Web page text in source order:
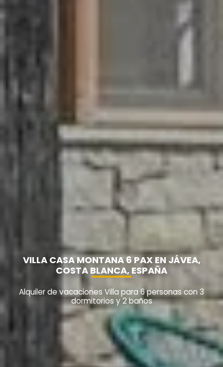
VILLA CASA MONTANA 6 PAX EN JÁVEA,
COSTA BLANCA, ESPAÑA
Alquiler de vacaciones Villa para 6 personas con 3
dormitorios y 2 baños